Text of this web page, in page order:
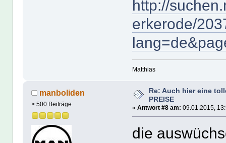
http://
erkerode/
Matthias
manboliden
> 500 Beiträge
Re: Auch hier eine
PREISE
«Antwort #8 am: 09.01.2015,
die